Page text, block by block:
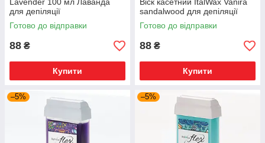
для депіляції
Готово до відправки
88 ₴
Купити
sandalwood для депіляції
Готово до відправки
88 ₴
Купити
–5% –5%